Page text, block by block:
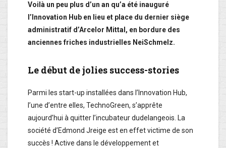
Voilà un peu plus d’un an qu’a été inauguré
l’Innovation Hub en lieu et place du dernier siège
administratif d’Arcelor Mittal, en bordure des
anciennes friches industrielles NeiSchmelz.
Le début de jolies success-stories
Parmi les start-up installées dans l’Innovation Hub,
l’une d’entre elles, TechnoGreen, s’apprête
aujourd’hui à quitter l’incubateur dudelangeois. La
société d’Edmond Jreige est en effet victime de son
succès ! Active dans le développement et